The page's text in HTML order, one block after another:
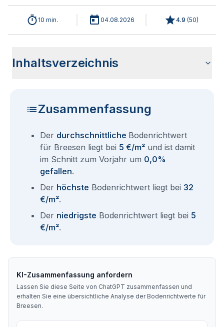
10 min. 04.08.2026 4.9 (50)
Inhaltsverzeichnis
Zusammenfassung
Der durchschnittliche Bodenrichtwert
für Breesen liegt bei 5 €/m² und ist damit
im Schnitt zum Vorjahr um 0,0%
gefallen.
Der höchste Bodenrichtwert liegt bei 32
€/m².
Der niedrigste Bodenrichtwert liegt bei 5
€/m².
KI-Zusammenfassung anfordern
Lassen Sie diese Seite von ChatGPT zusammenfassen und
erhalten Sie eine übersichtliche Analyse der Bodenrichtwerte für
Breesen.